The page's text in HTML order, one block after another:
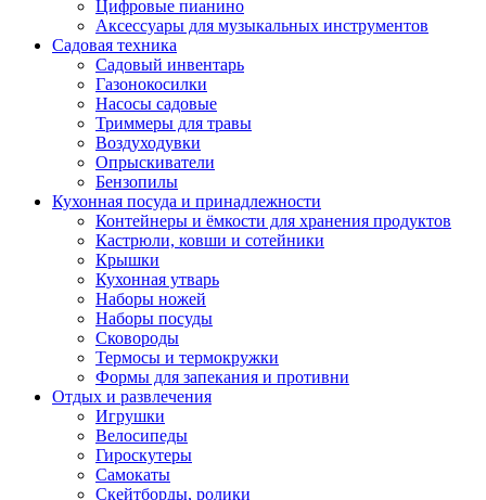
Цифровые пианино
Аксессуары для музыкальных инструментов
Садовая техника
Садовый инвентарь
Газонокосилки
Насосы садовые
Триммеры для травы
Воздуходувки
Опрыскиватели
Бензопилы
Кухонная посуда и принадлежности
Контейнеры и ёмкости для хранения продуктов
Кастрюли, ковши и сотейники
Крышки
Кухонная утварь
Наборы ножей
Наборы посуды
Сковороды
Термосы и термокружки
Формы для запекания и противни
Отдых и развлечения
Игрушки
Велосипеды
Гироскутеры
Самокаты
Скейтборды, ролики